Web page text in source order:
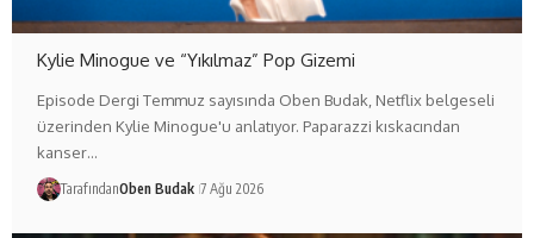
Kylie Minogue ve “Yıkılmaz” Pop Gizemi
Episode Dergi Temmuz sayısında Oben Budak, Netflix belgeseli
üzerinden Kylie Minogue'u anlatıyor. Paparazzi kıskacından
kanser…
TarafındanOben Budak 7 Ağu 2026